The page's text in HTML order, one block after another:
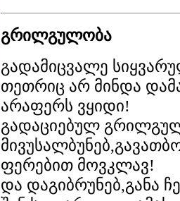
გრილგულობა
გადამიცვალე
თეთრიც არ მინდა
არაფერს ვყიდი!
გადაციებულ
ფერებით მოვკლავ!
და დაგიბრუნებ,განა